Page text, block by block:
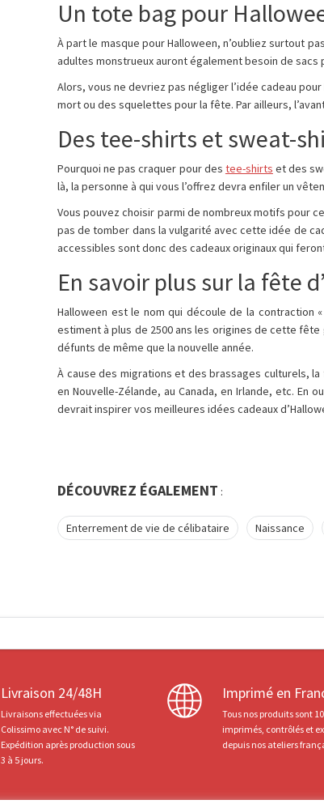
Un tote bag pour
À part le masque pour Halloween, n’oubliez surtout
adultes monstrueux auront également besoin de
Alors, vous ne devriez pas négliger l’idée cadeau
mort ou des squelettes pour la fête. Par ailleurs,
Des tee-shirts et sweat-
Pourquoi ne pas craquer pour des tee-shirts et des
là, la personne à qui vous l’offrez devra enfiler un
Vous pouvez choisir parmi de nombreux motifs pour
pas de tomber dans la vulgarité avec cette idée de
accessibles sont donc des cadeaux originaux qui
En savoir plus sur la fête
Halloween est le nom qui découle de la contraction
estiment à plus de 2500 ans les origines de cette
défunts de même que la nouvelle année.
À cause des migrations et des brassages culturels,
en Nouvelle-Zélande, au Canada, en Irlande, etc. En
devrait inspirer vos meilleures idées cadeaux
DÉCOUVREZ ÉGALEMENT :
Enterrement de vie de célibataire Naissance
Livraison 24/48H
Livraisons effectuées via
Colissimo avec N° de suivi.
Expédition après production sous
3 à 5 jours.
Imprimé en
Tous nos produits sont
imprimés, contrôlés et
depuis nos ateliers